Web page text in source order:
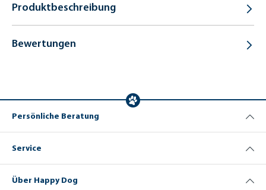
Produktbeschreibung
Bewertungen
Persönliche Beratung
Service
Über Happy Dog